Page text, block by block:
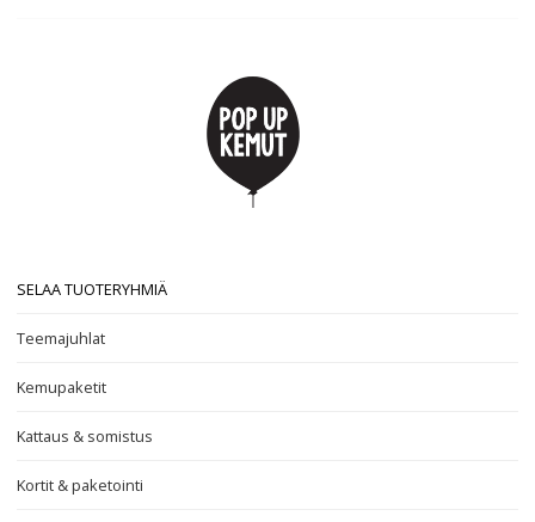
SELAA TUOTERYHMIÄ
Teemajuhlat
Kemupaketit
Kattaus & somistus
Kortit & paketointi